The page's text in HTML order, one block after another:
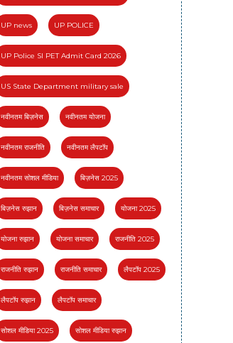
UP news UP POLICE
UP Police SI PET Admit Card 2026
US State Department military sale
नवीनतम बिज़नेस नवीनतम योजना
नवीनतम राजनीति नवीनतम लैपटॉप
नवीनतम सोशल मीडिया बिज़नेस 2025
बिज़नेस रुझान बिज़नेस समाचार योजना 2025
योजना रुझान योजना समाचार राजनीति 2025
राजनीति रुझान राजनीति समाचार लैपटॉप 2025
लैपटॉप रुझान लैपटॉप समाचार
सोशल मीडिया 2025 सोशल मीडिया रुझान